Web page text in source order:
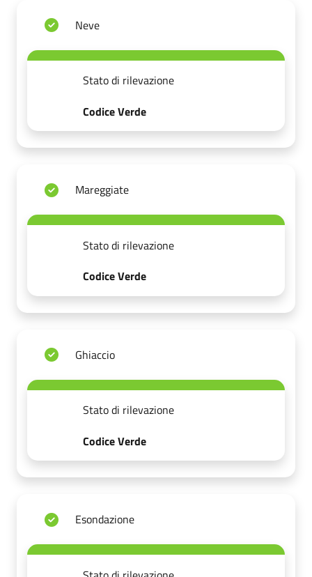
Neve
Stato di rilevazione
Codice Verde
Mareggiate
Stato di rilevazione
Codice Verde
Ghiaccio
Stato di rilevazione
Codice Verde
Esondazione